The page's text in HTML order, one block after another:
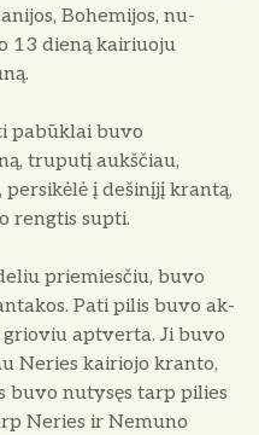
Bohemijos, nu­
13 dieną kairiuoju
pa­būklai buvo
truputį aukščiau,
į dešinįjį krantą,
rengtis supti.
priemiesčiu, buvo
Pati pilis buvo ak­
grioviu aptverta. Ji buvo
Neries kairiojo kranto,
buvo nutysęs tarp pilies
Neries ir Nemuno